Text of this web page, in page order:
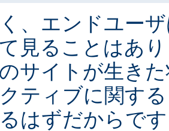
、エンドユー
見ることはあ
サイトが生き
ティブに関す
はずだからで